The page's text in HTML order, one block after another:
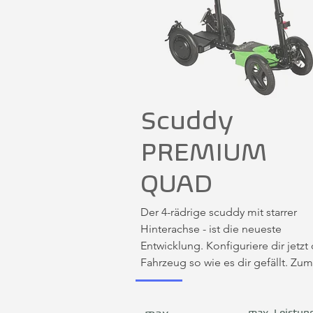
Scuddy
PREMIUM
QUAD
Der 4-rädrige scuddy mit starrer
Hinterachse - ist die neueste
Entwicklung. Konfiguriere dir jetzt
Fahrzeug so wie es dir gefällt. Zum
Beispiel mit maximaler Power, 25